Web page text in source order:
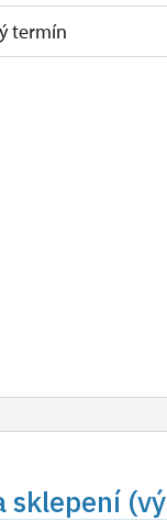
termín
sklepení